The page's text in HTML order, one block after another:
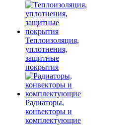
Теплоизоляция,
уплотнения,
защитные
покрытия
Радиаторы,
конвекторы и
комплектующие